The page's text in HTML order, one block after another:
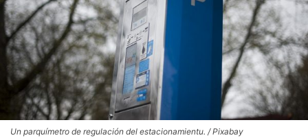
Un parquímetro de regulación del estacionamientu. / Pixabay